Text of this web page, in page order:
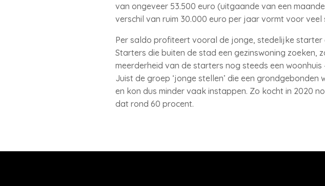
van ongeveer 53.500 euro (uitgaande van een
verschil van ruim 30.000 euro per jaar vormt voor
Per saldo profiteert vooral de jonge, stedelijke
Starters die buiten de stad een gezinswoning zoeken,
meerderheid van de starters nog steeds een
Juist de groep ‘jonge stellen’ die een
en kon dus minder vaak instappen. Zo kocht in 2020
dat rond 60 procent.